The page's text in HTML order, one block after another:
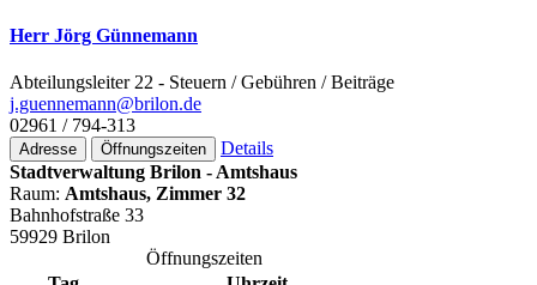
Herr Jörg Günnemann
Abteilungsleiter 22 - Steuern / Gebühren / Beiträge
j.guennemann@­brilon.de
02961 / 794-313
Adresse Öffnungszeiten
Details
Stadtverwaltung Brilon - Amtshaus
Raum: Amtshaus, Zimmer 32
Bahnhofstraße 33
59929 Brilon
Öffnungszeiten